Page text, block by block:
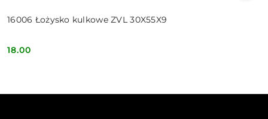
16006 Łożysko kulkowe ZVL 30X55X9
Cena:
18.00